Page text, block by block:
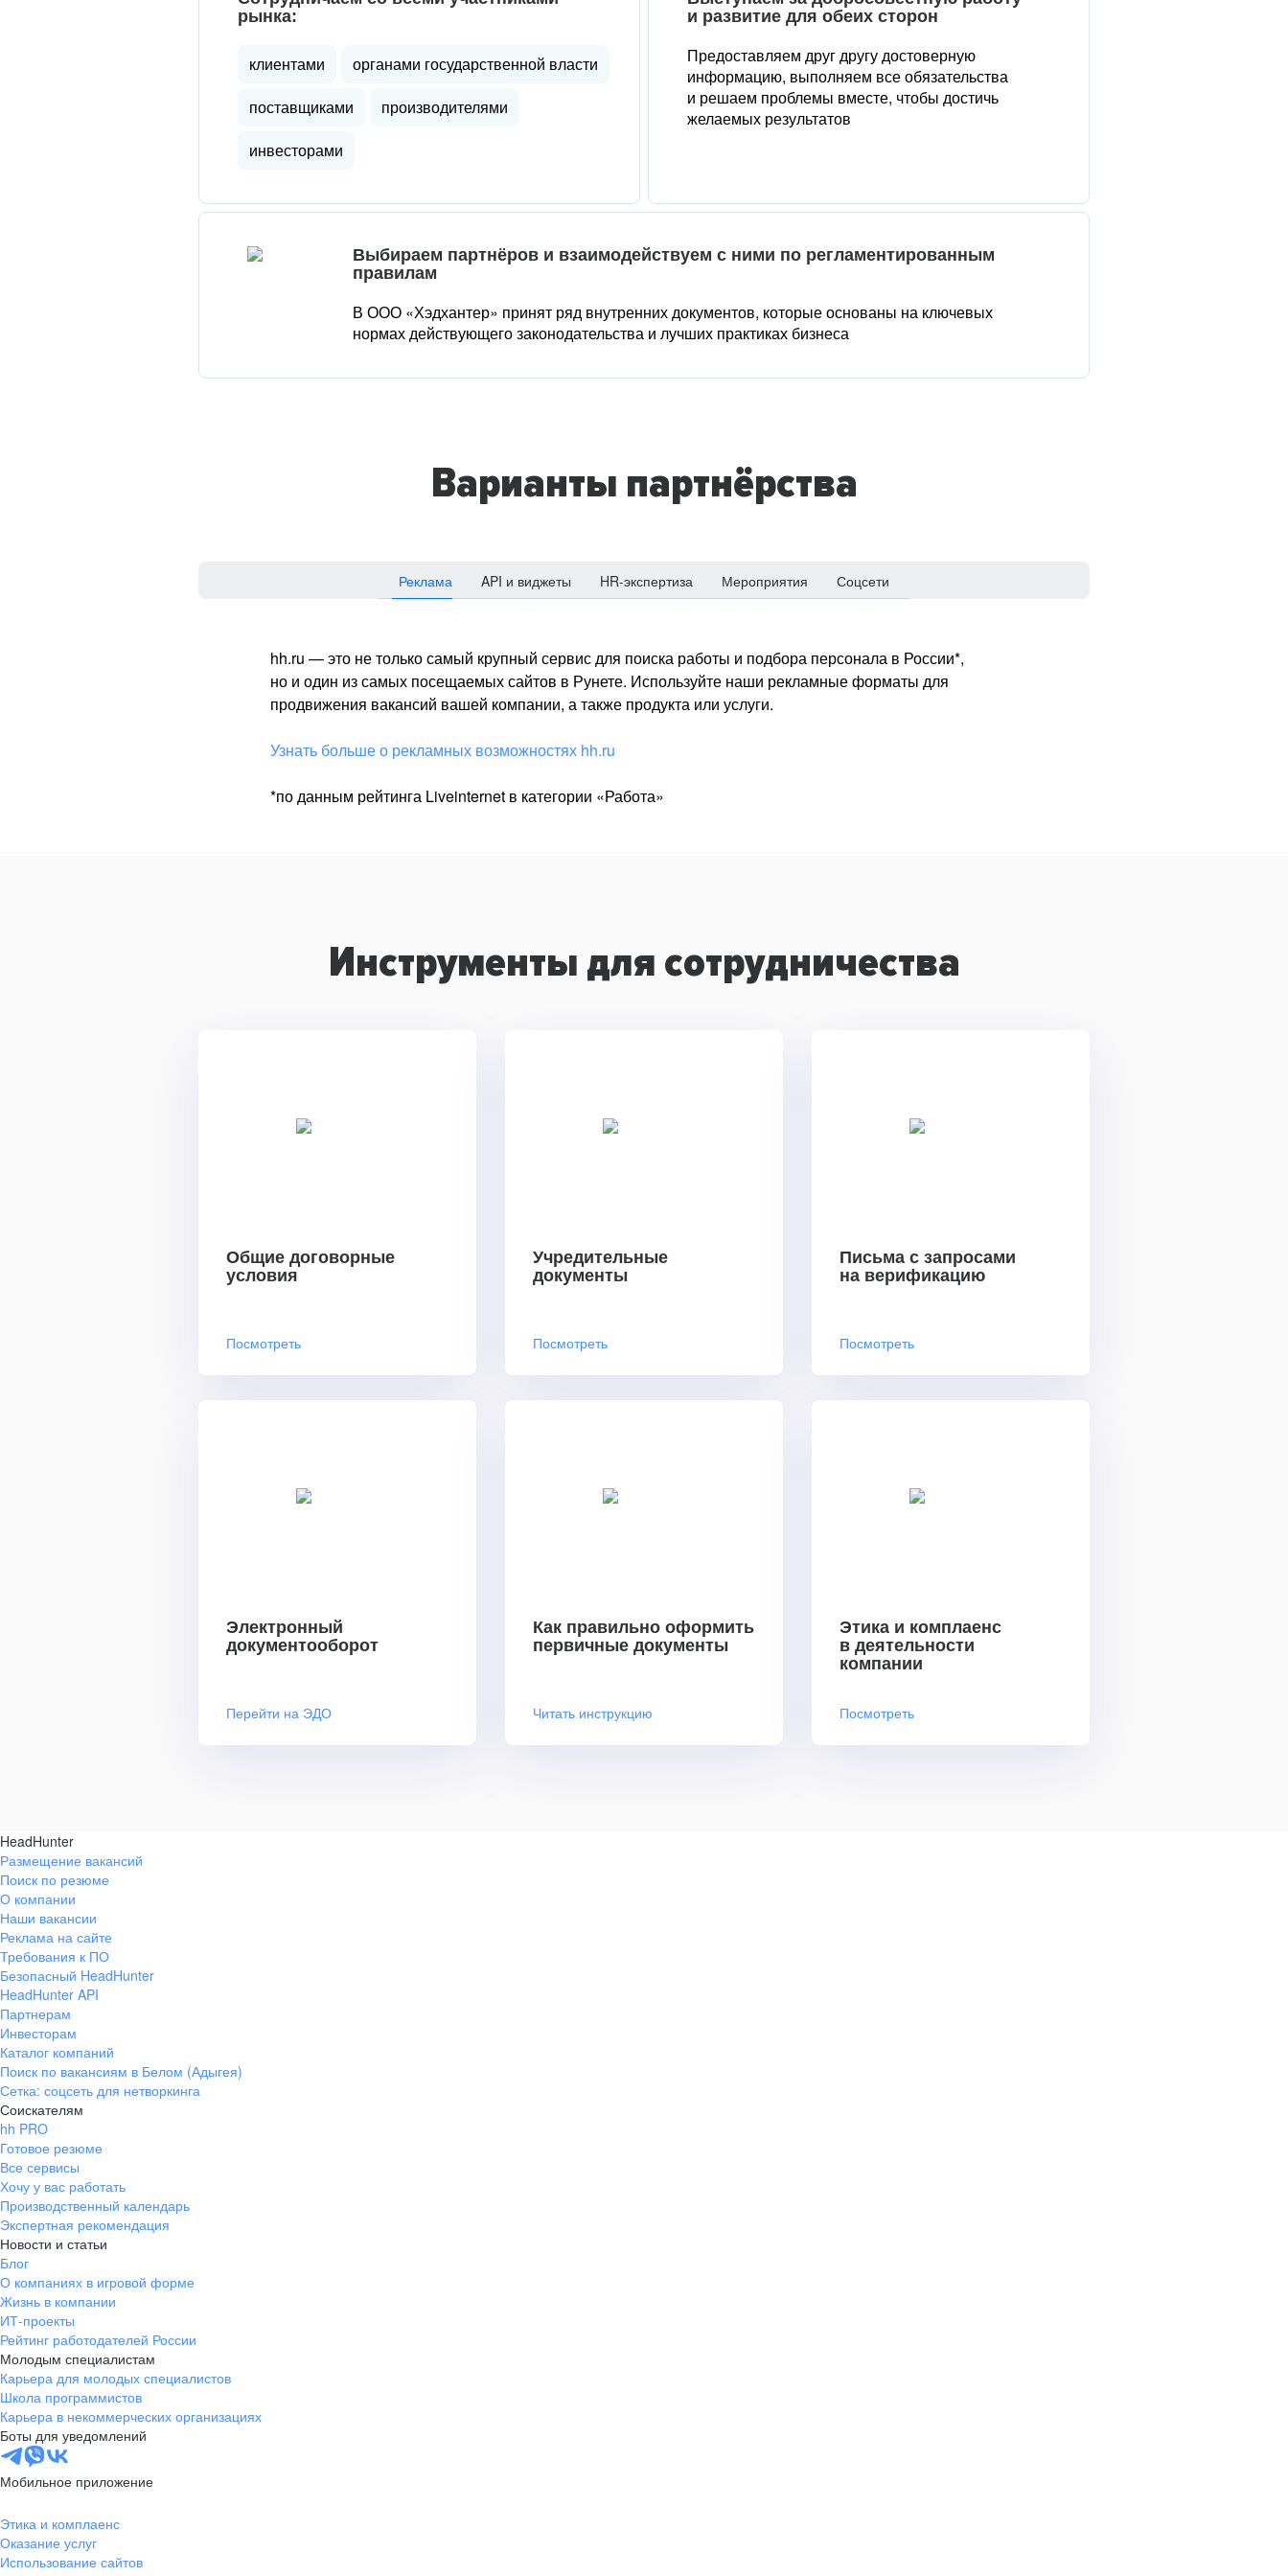
рынка:
клиентами
органами государственной власти
поставщиками
производителями
инвесторами
и развитие для обеих сторон
Предоставляем друг другу достоверную
информацию, выполняем все обязательства
и решаем проблемы вместе, чтобы достичь
желаемых результатов
Выбираем партнёров и взаимодействуем с ними по регламентированным
правилам
В ООО «Хэдхантер» принят ряд внутренних документов, которые основаны на ключевых
нормах действующего законодательства и лучших практиках бизнеса
Варианты партнёрства
Реклама API и виджеты HR-экспертиза Мероприятия Соцсети
hh.ru — это не только самый крупный сервис для поиска работы и подбора персонала в России*,
но и один из самых посещаемых сайтов в Рунете. Используйте наши рекламные форматы для
продвижения вакансий вашей компании, а также продукта или услуги.
Узнать больше о рекламных возможностях hh.ru
*по данным рейтинга Liveinternet в категории «Работа»
Инструменты для сотрудничества
Общие договорные
условия
Посмотреть
Учредительные
документы
Посмотреть
Письма с запросами
на верификацию
Посмотреть
Электронный
документооборот
Перейти на ЭДО
Как правильно оформить
первичные документы
Читать инструкцию
Этика и комплаенс
в деятельности
компании
Посмотреть
HeadHunter
Размещение вакансий
Поиск по резюме
О компании
Наши вакансии
Реклама на сайте
Требования к ПО
Безопасный HeadHunter
HeadHunter API
Партнерам
Инвесторам
Каталог компаний
Поиск по вакансиям в Белом (Адыгея)
Сетка: соцсеть для нетворкинга
Соискателям
hh PRO
Готовое резюме
Все сервисы
Хочу у вас работать
Производственный календарь
Экспертная рекомендация
Новости и статьи
Блог
О компаниях в игровой форме
Жизнь в компании
ИТ-проекты
Рейтинг работодателей России
Молодым специалистам
Карьера для молодых специалистов
Школа программистов
Карьера в некоммерческих организациях
Боты для уведомлений
Мобильное приложение
Этика и комплаенс
Оказание услуг
Использование сайтов